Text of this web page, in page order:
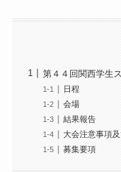
第４４回関西学生
日程
会場
結果報告
大会注意事項
募集要項